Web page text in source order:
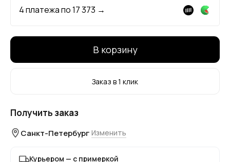
4 платежа по17 373 →
В корзину
Заказ в 1 клик
Получить заказ
Санкт-Петербург Изменить
Курьером — с примеркой